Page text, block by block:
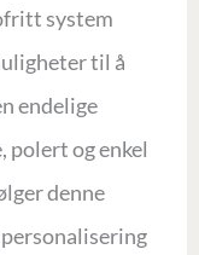
system
til å
endelige
polert og enkel
denne